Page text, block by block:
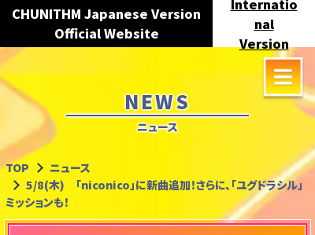
CHUNITHM Japanese Version
Official Website
nal
Version
NEWS
ニュース
TOP
ニュース
5/8(木) 「niconico」に新曲追加！さらに、「ユグドラシル」
ミッションも！